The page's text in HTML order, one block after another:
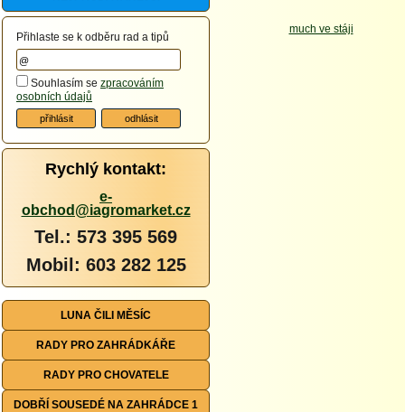
Přihlaste se k odběru rad a tipů
Souhlasím se zpracováním
osobních údajů
Rychlý kontakt:
e-
obchod@iagromarket.cz
Tel.: 573 395 569
Mobil: 603 282 125
LUNA ČILI MĚSÍC
RADY PRO ZAHRÁDKÁŘE
RADY PRO CHOVATELE
DOBŘÍ SOUSEDÉ NA ZAHRÁDCE 1